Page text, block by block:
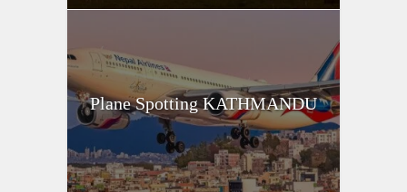
Plane Spotting KATHMANDU